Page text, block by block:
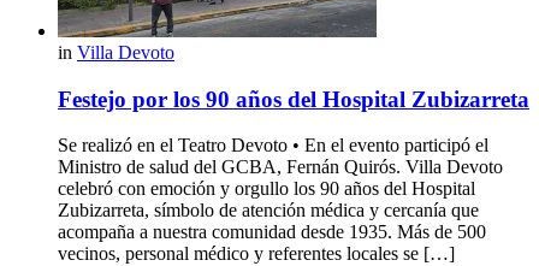
in Villa Devoto
Festejo por los 90 años del Hospital Zubizarreta
Se realizó en el Teatro Devoto • En el evento participó el
Ministro de salud del GCBA, Fernán Quirós. Villa Devoto
celebró con emoción y orgullo los 90 años del Hospital
Zubizarreta, símbolo de atención médica y cercanía que
acompaña a nuestra comunidad desde 1935. Más de 500
vecinos, personal médico y referentes locales se […]